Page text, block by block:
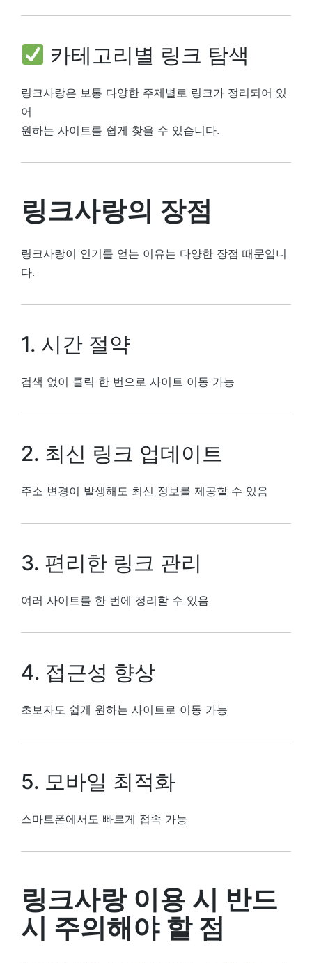
카테고리별 링크 탐색
링크사랑은 보통 다양한 주제별로 링크가 정리되어 있
어
원하는 사이트를 쉽게 찾을 수 있습니다.
링크사랑의 장점
링크사랑이 인기를 얻는 이유는 다양한 장점 때문입니
다.
1. 시간 절약
검색 없이 클릭 한 번으로 사이트 이동 가능
2. 최신 링크 업데이트
주소 변경이 발생해도 최신 정보를 제공할 수 있음
3. 편리한 링크 관리
여러 사이트를 한 번에 정리할 수 있음
4. 접근성 향상
초보자도 쉽게 원하는 사이트로 이동 가능
5. 모바일 최적화
스마트폰에서도 빠르게 접속 가능
링크사랑 이용 시 반드
시 주의해야 할 점